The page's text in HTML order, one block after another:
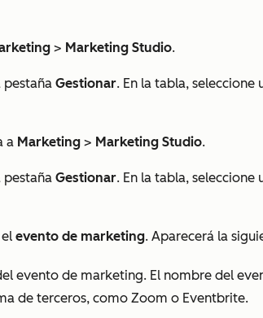
> Marketing Studio.
pestaña Gestionar. En la tabla, seleccione
a Marketing > Marketing Studio.
pestaña Gestionar. En la tabla, seleccione
evento de marketing. Aparecerá la
evento de marketing. El nombre del
de terceros, como Zoom o Eventbrite.